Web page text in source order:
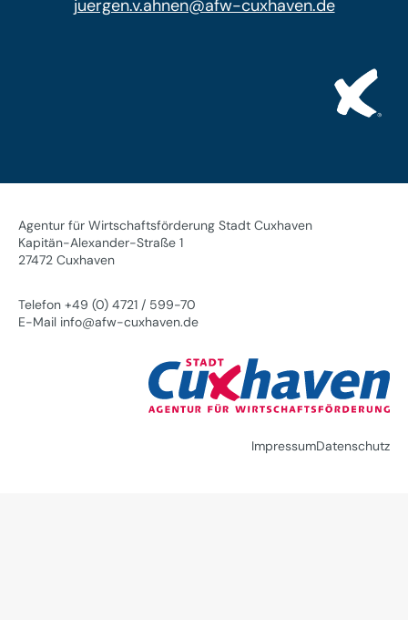
juergen.v.ahnen@afw-cuxhaven.de
Agentur für Wirtschaftsförderung Stadt Cuxhaven
Kapitän-Alexander-Straße 1
27472 Cuxhaven
Telefon +49 (0) 4721 / 599-70
E-Mail info@afw-cuxhaven.de
ImpressumDatenschutz